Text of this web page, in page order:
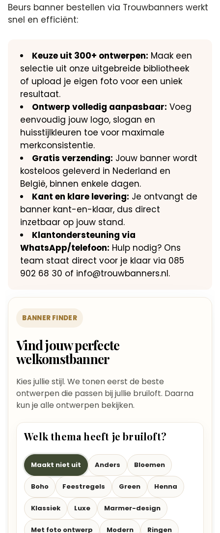
Beurs banner bestellen via Trouwbanners werkt
snel en efficiënt:
Keuze uit 300+ ontwerpen: Maak een
selectie uit onze uitgebreide bibliotheek
of upload je eigen foto voor een uniek
resultaat.
Ontwerp volledig aanpasbaar: Voeg
eenvoudig jouw logo, slogan en
huisstijlkleuren toe voor maximale
merkconsistentie.
Gratis verzending: Jouw banner wordt
kosteloos geleverd in Nederland en
België, binnen enkele dagen.
Kant en klare levering: Je ontvangt de
banner kant-en-klaar, dus direct
inzetbaar op jouw stand.
Klantondersteuning via
WhatsApp/telefoon: Hulp nodig? Ons
team staat direct voor je klaar via 085
902 68 30 of info@trouwbanners.nl.
BANNER FINDER
Vind jouw perfecte
welkomstbanner
Kies jullie stijl. We tonen eerst de beste
ontwerpen die passen bij jullie bruiloft. Daarna
kun je alle ontwerpen bekijken.
Welk thema heeft je bruiloft?
Maakt niet uit Anders Bloemen
Boho Feestregels Green Henna
Klassiek Luxe Marmer-design
Met foto ontwerp Modern Ringen